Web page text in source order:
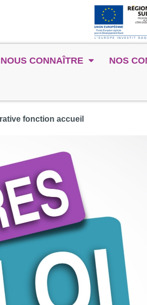
NOUS CONNAÎTRE NOS
fonction accueil